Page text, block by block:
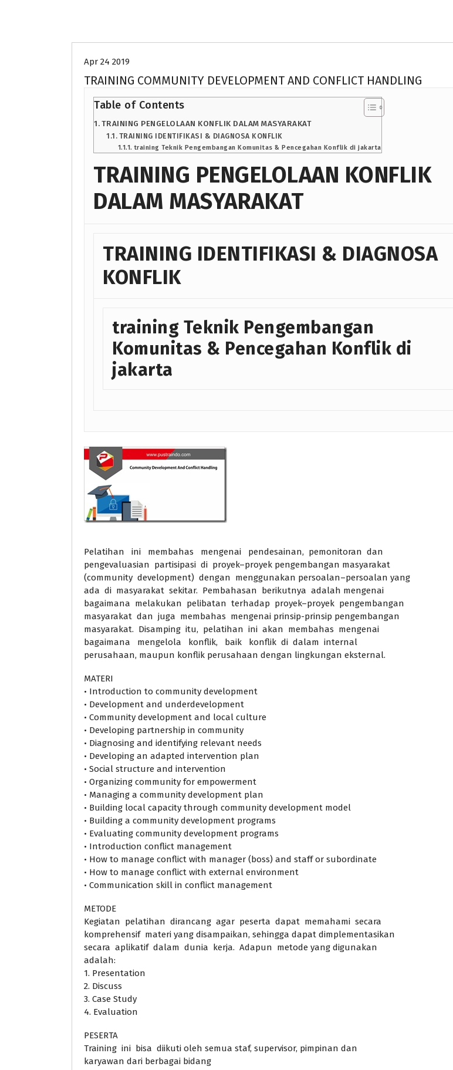
Apr 24 2019
TRAINING COMMUNITY DEVELOPMENT AND CONFLICT HANDLING
Table of Contents
TRAINING PENGELOLAAN KONFLIK DALAM MASYARAKAT
TRAINING IDENTIFIKASI & DIAGNOSA KONFLIK
training Teknik Pengembangan Komunitas & Pencegahan Konflik di jakarta
TRAINING PENGELOLAAN KONFLIK
DALAM MASYARAKAT
TRAINING IDENTIFIKASI & DIAGNOSA
KONFLIK
training Teknik Pengembangan
Komunitas & Pencegahan Konflik di
jakarta
Pelatihan ini membahas mengenai pendesainan, pemonitoran dan
pengevaluasian partisipasi di proyek–proyek pengembangan masyarakat
(community development) dengan menggunakan persoalan–persoalan yang
ada di masyarakat sekitar. Pembahasan berikutnya adalah mengenai
bagaimana melakukan pelibatan terhadap proyek–proyek pengembangan
masyarakat dan juga membahas mengenai prinsip-prinsip pengembangan
masyarakat. Disamping itu, pelatihan ini akan membahas mengenai
bagaimana mengelola konflik, baik konflik di dalam internal
perusahaan, maupun konflik perusahaan dengan lingkungan eksternal.
MATERI
• Introduction to community development
• Development and underdevelopment
• Community development and local culture
• Developing partnership in community
• Diagnosing and identifying relevant needs
• Developing an adapted intervention plan
• Social structure and intervention
• Organizing community for empowerment
• Managing a community development plan
• Building local capacity through community development model
• Building a community development programs
• Evaluating community development programs
• Introduction conflict management
• How to manage conflict with manager (boss) and staff or subordinate
• How to manage conflict with external environment
• Communication skill in conflict management
METODE
Kegiatan pelatihan dirancang agar peserta dapat memahami secara
komprehensif materi yang disampaikan, sehingga dapat dimplementasikan
secara aplikatif dalam dunia kerja. Adapun metode yang digunakan
adalah:
1. Presentation
2. Discuss
3. Case Study
4. Evaluation
PESERTA
Training ini bisa diikuti oleh semua staf, supervisor, pimpinan dan
karyawan dari berbagai bidang